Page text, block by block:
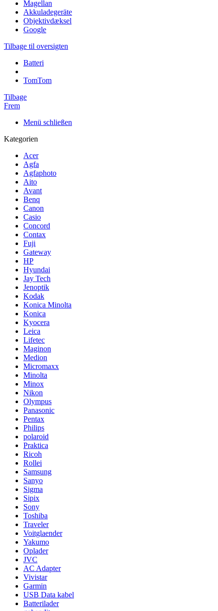
Magellan
Akkuladegeräte
Objektivdæksel
Google
Tilbage til oversigten
Batteri
TomTom
Tilbage
Frem
Menü schließen
Kategorien
Acer
Agfa
Agfaphoto
Aito
Avant
Benq
Canon
Casio
Concord
Contax
Fuji
Gateway
HP
Hyundai
Jay Tech
Jenoptik
Kodak
Konica Minolta
Konica
Kyocera
Leica
Lifetec
Maginon
Medion
Micromaxx
Minolta
Minox
Nikon
Olympus
Panasonic
Pentax
Philips
polaroid
Praktica
Ricoh
Rollei
Samsung
Sanyo
Sigma
Sipix
Sony
Toshiba
Traveler
Voitglaender
Yakumo
Oplader
JVC
AC Adapter
Vivistar
Garmin
USB Data kabel
Batterilader